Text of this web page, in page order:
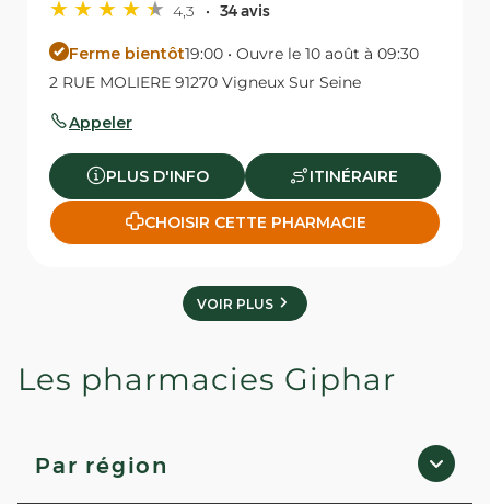
4,3 34 avis
Ferme bientôt19:00 • Ouvre le 10 août à 09:30
2 RUE MOLIERE 91270 Vigneux Sur Seine
Appeler
PLUS D'INFO ITINÉRAIRE
CHOISIR CETTE PHARMACIE
VOIR PLUS
Les pharmacies Giphar
Par région